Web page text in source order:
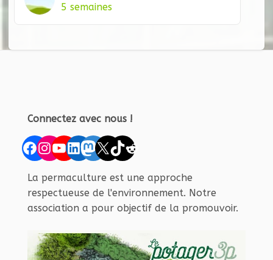
5 semaines
Connectez avec nous !
Facebook
Instagram
YouTube
LinkedIn
Mastodon
X TikTok
Reddit
La permaculture est une approche
respectueuse de l'environnement. Notre
association a pour objectif de la promouvoir.